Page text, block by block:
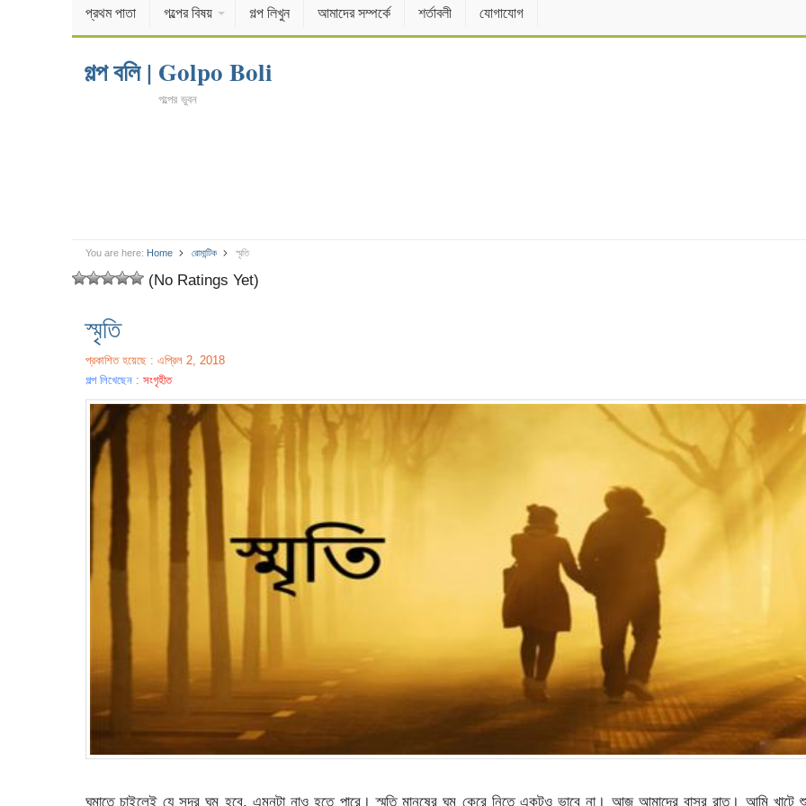
প্রথম পাতা গল্পের বিষয় গল্প লিখুন আমাদের সম্পর্কে শর্তাবলী যোগাযোগ
গল্প বলি | Golpo Boli
গল্পের ভুবন
You are here: Home রোমান্টিক স্মৃতি
(No Ratings Yet)
স্মৃতি
প্রকাশিত হয়েছে : এপ্রিল 2, 2018
গল্প লিখেছেন : সংগৃহীত
ঘুমাতে চাইলেই যে সুন্দর ঘুম হবে, এমনটা নাও হতে পারে। স্মৃতি মানুষের ঘুম কেরে নিতে একটুও ভাবে না। আজ আমাদের বাসর রাত। আমি খাটে